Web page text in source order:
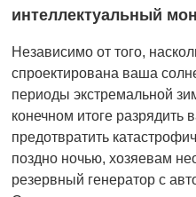
интеллектуальный
Независимо от того,
спроектирована ваша
периоды экстремальной
конечном итоге разрядить
предотвратить
поздно ночью, хозяевам
резервный генератор с